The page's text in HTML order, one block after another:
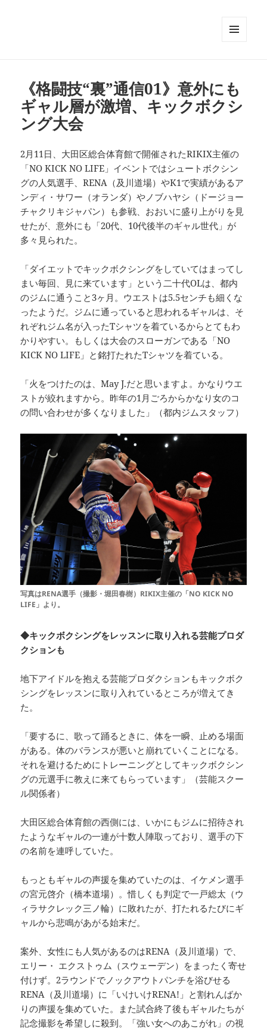
《格闘技“裏”通信01》意外にも
ギャル層が激増、キックボクシ
ング大会
2月11日、大田区総合体育館で開催されたRIKIX主催の
「NO KICK NO LIFE」イベントではシュートボクシン
グの人気選手、RENA（及川道場）やK1で実績があるア
ンディ・サワー（オランダ）やノブハヤシ（ドージョー
チャクリキジャパン）も参戦、おおいに盛り上がりを見
せたが、意外にも「20代、10代後半のギャル世代」が
多々見られた。
「ダイエットでキックボクシングをしていてはまってし
まい毎回、見に来ています」という二十代OLは、都内
のジムに通うこと3ヶ月。ウエストは5.5センチも細くな
ったようだ。ジムに通っていると思われるギャルは、そ
れぞれジム名が入ったTシャツを着ているからとてもわ
かりやすい。もしくは大会のスローガンである「NO
KICK NO LIFE」と銘打たれたTシャツを着ている。
「火をつけたのは、May J.だと思いますよ。かなりウエ
ストが絞れますから。昨年の1月ごろからかなり女のコ
の問い合わせが多くなりました」（都内ジムスタッフ）
写真はRENA選手（撮影・堀田春樹）RIKIX主催の「NO KICK NO
LIFE」より。
◆キックボクシングをレッスンに取り入れる芸能プロダ
クションも
地下アイドルを抱える芸能プロダクションもキックボク
シングをレッスンに取り入れているところが増えてき
た。
「要するに、歌って踊るときに、体を一瞬、止める場面
がある。体のバランスが悪いと崩れていくことになる。
それを避けるためにトレーニングとしてキックボクシン
グの元選手に教えに来てもらっています」（芸能スクー
ル関係者）
大田区総合体育館の西側には、いかにもジムに招待され
たようなギャルの一連が十数人陣取っており、選手の下
の名前を連呼していた。
もっともギャルの声援を集めていたのは、イケメン選手
の宮元啓介（橋本道場）。惜しくも判定で一戸総太（ウ
ィラサクレック三ノ輪）に敗れたが、打たれるたびにギ
ャルから悲鳴があがる始末だ。
案外、女性にも人気があるのはRENA（及川道場）で、
エリー・ エクストゥム（スウェーデン）をまったく寄せ
付けず。2ラウンドでノックアウトパンチを浴びせる
RENA（及川道場）に「いけいけRENA!」と割れんばか
りの声援を集めていた。また試合終了後もギャルたちが
記念撮影を希望しに殺到。「強い女へのあこがれ」の視